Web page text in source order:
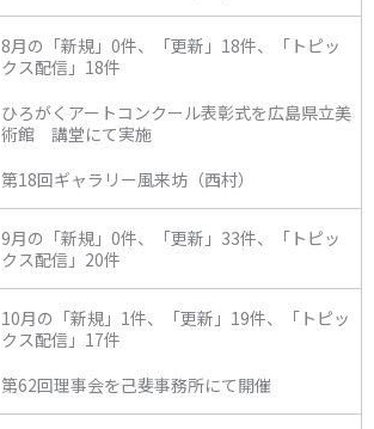
8月の「新規」0件、「更新」18件、「トピッ
クス配信」18件
ひろがくアートコンクール表彰式を広島県立美
術館 講堂にて実施
第18回ギャラリー風来坊（西村）
9月の「新規」0件、「更新」33件、「トピッ
クス配信」20件
10月の「新規」1件、「更新」19件、「トピッ
クス配信」17件
第62回理事会を己斐事務所にて開催